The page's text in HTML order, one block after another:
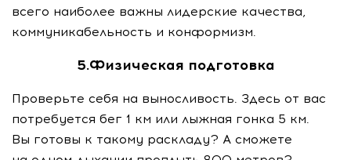
всего наиболее важны лидерские качества,
коммуникабельность и конформизм.
5.Физическая подготовка
Проверьте себя на выносливость. Здесь от вас
потребуется бег 1 км или лыжная гонка 5 км.
Вы готовы к такому раскладу? А сможете